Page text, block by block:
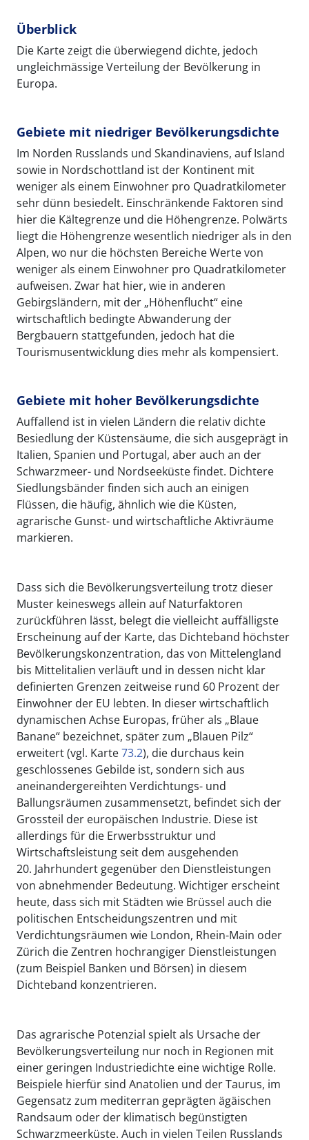
Überblick
Die Karte zeigt die überwiegend dichte, jedoch
ungleichmässige Verteilung der Bevölkerung in
Europa.
Gebiete mit niedriger Bevölkerungsdichte
Im Norden Russlands und Skandinaviens, auf Island
sowie in Nordschottland ist der Kontinent mit
weniger als einem Einwohner pro Quadratkilometer
sehr dünn besiedelt. Einschränkende Faktoren sind
hier die Kältegrenze und die Höhengrenze. Polwärts
liegt die Höhengrenze wesentlich niedriger als in den
Alpen, wo nur die höchsten Bereiche Werte von
weniger als einem Einwohner pro Quadratkilometer
aufweisen. Zwar hat hier, wie in anderen
Gebirgsländern, mit der „Höhenflucht“ eine
wirtschaftlich bedingte Abwanderung der
Bergbauern stattgefunden, jedoch hat die
Tourismusentwicklung dies mehr als kompensiert.
Gebiete mit hoher Bevölkerungsdichte
Auffallend ist in vielen Ländern die relativ dichte
Besiedlung der Küstensäume, die sich ausgeprägt in
Italien, Spanien und Portugal, aber auch an der
Schwarzmeer- und Nordseeküste findet. Dichtere
Siedlungsbänder finden sich auch an einigen
Flüssen, die häufig, ähnlich wie die Küsten,
agrarische Gunst- und wirtschaftliche Aktivräume
markieren.
Dass sich die Bevölkerungsverteilung trotz dieser
Muster keineswegs allein auf Naturfaktoren
zurückführen lässt, belegt die vielleicht auffälligste
Erscheinung auf der Karte, das Dichteband höchster
Bevölkerungskonzentration, das von Mittelengland
bis Mittelitalien verläuft und in dessen nicht klar
definierten Grenzen zeitweise rund 60 Prozent der
Einwohner der EU lebten. In dieser wirtschaftlich
dynamischen Achse Europas, früher als „Blaue
Banane“ bezeichnet, später zum „Blauen Pilz“
erweitert (vgl. Karte73.2), die durchaus kein
geschlossenes Gebilde ist, sondern sich aus
aneinandergereihten Verdichtungs- und
Ballungsräumen zusammensetzt, befindet sich der
Grossteil der europäischen Industrie. Diese ist
allerdings für die Erwerbsstruktur und
Wirtschaftsleistung seit dem ausgehenden
20. Jahrhundert gegenüber den Dienstleistungen
von abnehmender Bedeutung. Wichtiger erscheint
heute, dass sich mit Städten wie Brüssel auch die
politischen Entscheidungszentren und mit
Verdichtungsräumen wie London, Rhein-Main oder
Zürich die Zentren hochrangiger Dienstleistungen
(zum Beispiel Banken und Börsen) in diesem
Dichteband konzentrieren.
Das agrarische Potenzial spielt als Ursache der
Bevölkerungsverteilung nur noch in Regionen mit
einer geringen Industriedichte eine wichtige Rolle.
Beispiele hierfür sind Anatolien und der Taurus, im
Gegensatz zum mediterran geprägten ägäischen
Randsaum oder der klimatisch begünstigten
Schwarzmeerküste. Auch in vielen Teilen Russlands